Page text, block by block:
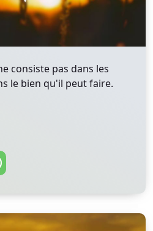
consiste pas dans les
le bien qu'il peut faire.